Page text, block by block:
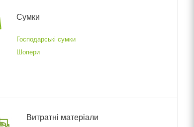
Сумки
Господарські сумки
Шопери
Витратні матеріали